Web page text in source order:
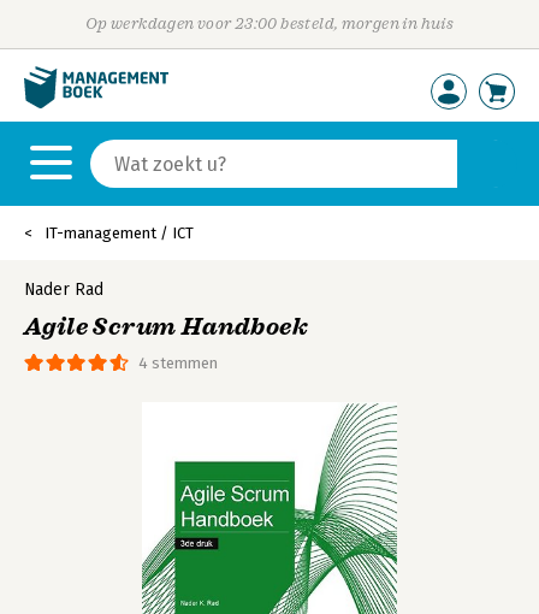
Op werkdagen voor 23:00 besteld, morgen in huis
IT-management / ICT
4 stemmen
Nader Rad
Agile Scrum Handboek